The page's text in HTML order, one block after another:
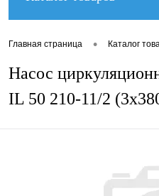
Главная страница • Каталог
Насос
IL 50 210-11/2